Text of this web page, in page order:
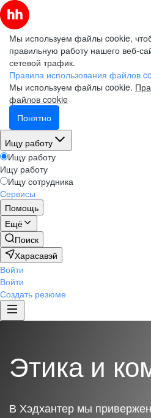
Мы используем файлы cookie,
правильную работу нашего веб-
сетевой трафик.
Правила использования файлов
Мы используем файлы cookie.
файлов cookie
Понятно
Ищу работу
Ищу работу
Ищу работу
Ищу сотрудника
Сервисы
Помощь
Ещё
Поиск
Харасавэй
Войти
Войти
Создать резюме
Этика и
В Хэдхантер мы